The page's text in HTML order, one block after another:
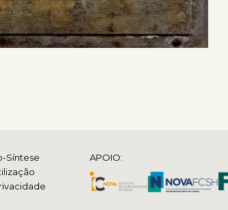
Síntese
APOIO: